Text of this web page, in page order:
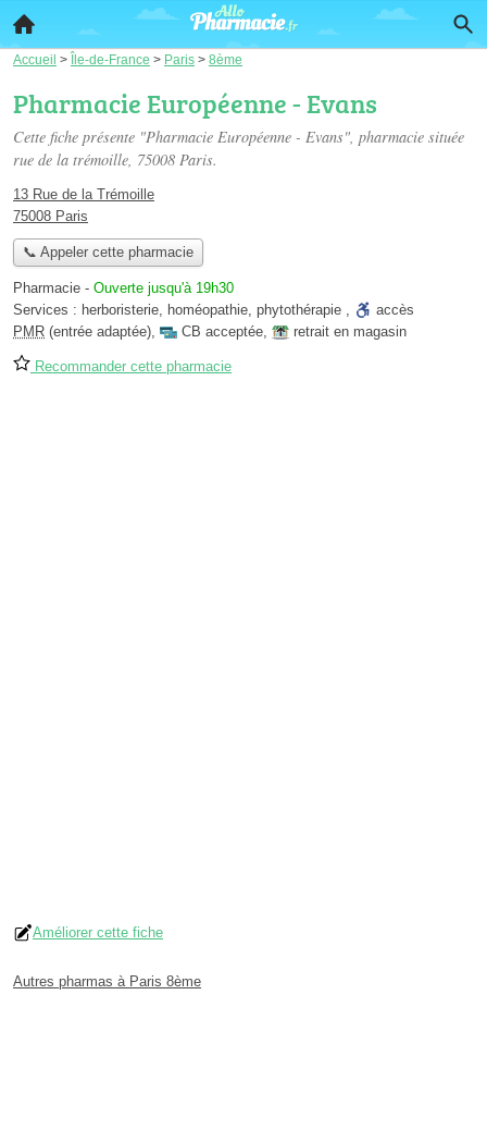
Accueil > Île-de-France > Paris > 8ème
Pharmacie Européenne - Evans
Cette fiche présente "Pharmacie Européenne - Evans", pharmacie située
rue de la trémoille, 75008 Paris.
13 Rue de la Trémoille
75008 Paris
📞 Appeler cette pharmacie
Pharmacie - Ouverte jusqu'à 19h30
Services : herboristerie, homéopathie, phytothérapie ,
accès
PMR (entrée adaptée), CB acceptée, retrait en magasin
Recommander cette pharmacie
Améliorer cette fiche
Autres pharmas à Paris 8ème